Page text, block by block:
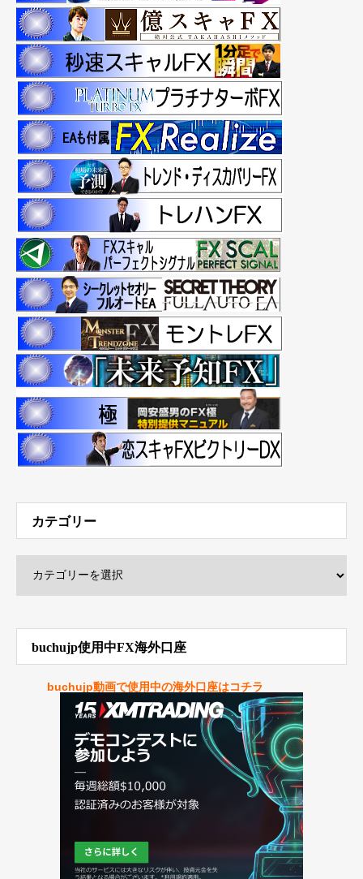
カテゴリー
buchujp使用中FX海外口座
buchujp動画で使用中の海外口座はコチラ